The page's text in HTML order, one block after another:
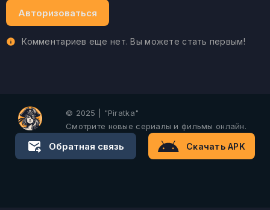
Авторизоваться
Комментариев еще нет. Вы можете стать первым!
© 2025 | "Piratka"
Смотрите новые сериалы и фильмы онлайн.
Обратная связь Скачать APK